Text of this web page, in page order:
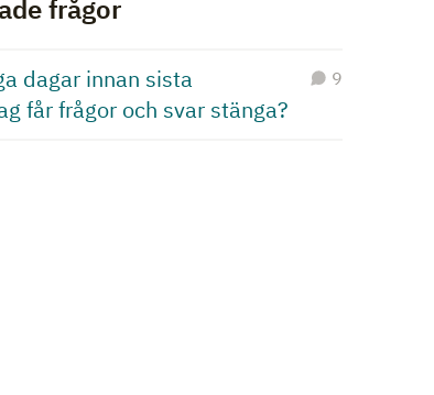
frågor
dagar innan sista
får frågor och svar stänga?
9